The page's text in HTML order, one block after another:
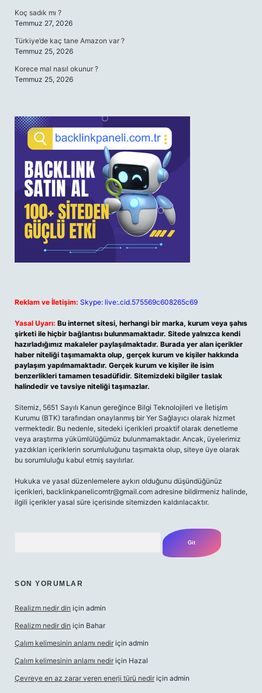
Koç sadık mı ?
Temmuz 27, 2026
Türkiye’de kaç tane Amazon var ?
Temmuz 25, 2026
Korece mal nasıl okunur ?
Temmuz 25, 2026
Reklam ve İletişim: Skype: live:.cid.575569c608265c69
Yasal Uyarı: Bu internet sitesi, herhangi bir marka, kurum veya şahıs
şirketi ile hiçbir bağlantısı bulunmamaktadır. Sitede yalnızca kendi
hazırladığımız makaleler paylaşılmaktadır. Burada yer alan içerikler
haber niteliği taşımamakta olup, gerçek kurum ve kişiler hakkında
paylaşım yapılmamaktadır. Gerçek kurum ve kişiler ile isim
benzerlikleri tamamen tesadüfidir. Sitemizdeki bilgiler taslak
halindedir ve tavsiye niteliği taşımazlar.
Sitemiz, 5651 Sayılı Kanun gereğince Bilgi Teknolojileri ve İletişim
Kurumu (BTK) tarafından onaylanmış bir Yer Sağlayıcı olarak hizmet
vermektedir. Bu nedenle, sitedeki içerikleri proaktif olarak denetleme
veya araştırma yükümlülüğümüz bulunmamaktadır. Ancak, üyelerimiz
yazdıkları içeriklerin sorumluluğunu taşımakta olup, siteye üye olarak
bu sorumluluğu kabul etmiş sayılırlar.
Hukuka ve yasal düzenlemelere aykırı olduğunu düşündüğünüz
içerikleri, backlinkpanelicomtr@gmail.com adresine bildirmeniz halinde,
ilgili içerikler yasal süre içerisinde sitemizden kaldırılacaktır.
SON YORUMLAR
Realizm nedir din için admin
Realizm nedir din için Bahar
Çalım kelimesinin anlamı nedir için admin
Çalım kelimesinin anlamı nedir için Hazal
Çevreye en az zarar veren enerji türü nedir için admin